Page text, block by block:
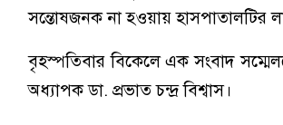
সন্তোষজনক না হওয়ায় হাসপাতালটির
বৃহস্পতিবার বিকেলে এক সংবাদ
অধ্যাপক ডা. প্রভাত চন্দ্র বিশ্বাস।